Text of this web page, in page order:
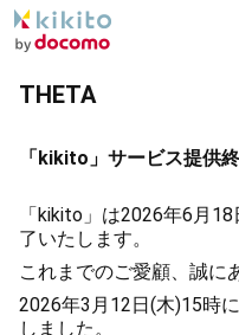
THETA
「kikito」サービス提供
「kikito」は2026年6月
了いたします。
これまでのご愛顧、誠に
2026年3月12日(木)15時
しました。